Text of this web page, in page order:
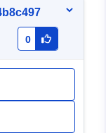
0